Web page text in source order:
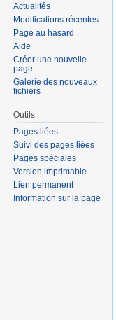
Actualités
Modifications récentes
Page au hasard
Aide
Créer une nouvelle
page
Galerie des nouveaux
fichiers
Outils
Pages liées
Suivi des pages liées
Pages spéciales
Version imprimable
Lien permanent
Information sur la page